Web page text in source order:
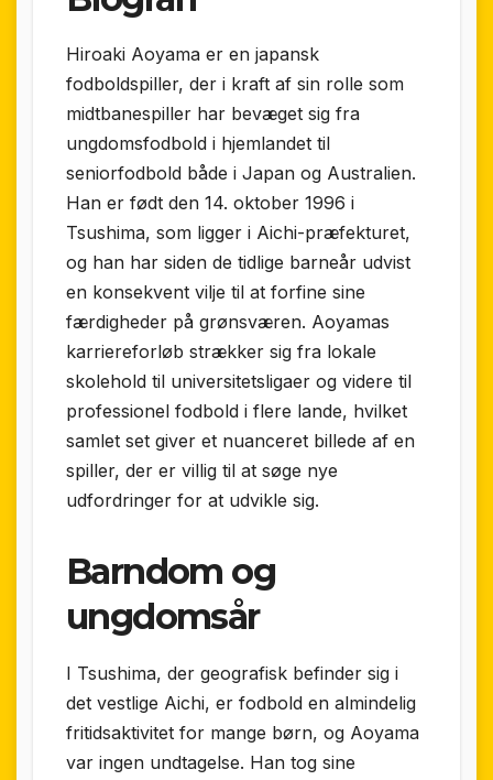
Hiroaki Aoyama er en japansk
fodboldspiller, der i kraft af sin rolle som
midtbanespiller har bevæget sig fra
ungdomsfodbold i hjemlandet til
seniorfodbold både i Japan og Australien.
Han er født den 14. oktober 1996 i
Tsushima, som ligger i Aichi-præfekturet,
og han har siden de tidlige barneår udvist
en konsekvent vilje til at forfine sine
færdigheder på grønsværen. Aoyamas
karriereforløb strækker sig fra lokale
skolehold til universitetsligaer og videre til
professionel fodbold i flere lande, hvilket
samlet set giver et nuanceret billede af en
spiller, der er villig til at søge nye
udfordringer for at udvikle sig.
Barndom og
ungdomsår
I Tsushima, der geografisk befinder sig i
det vestlige Aichi, er fodbold en almindelig
fritidsaktivitet for mange børn, og Aoyama
var ingen undtagelse. Han tog sine